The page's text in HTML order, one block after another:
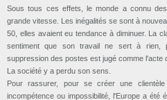
Sous tous ces effets, le monde a connu
grande vitesse. Les inégalités se sont à
50, elles avaient eu tendance à diminuer. La
sentiment que son travail ne sert à rien,
suppression des postes est jugé comme l'acte
La société y a perdu son sens.
Pour rassurer, pour se créer une clientèle
incompétence ou impossibilité, l'Europe a été